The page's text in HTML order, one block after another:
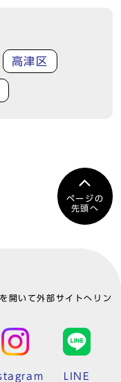
高津区
ページの
先頭へ
開いて外部サイトへリン
LINE